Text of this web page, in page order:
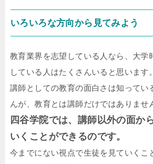
いろいろな方向から見てみよう
教育業界を志望している人なら、大学
している人はたくさんいると思います。
講師としての教育の面白さは知ってい
んが、教育とは講師だけではありませ
四谷学院では、講師以外の面か
いくことができるのです。
今までにない視点で生徒を見ていくこ